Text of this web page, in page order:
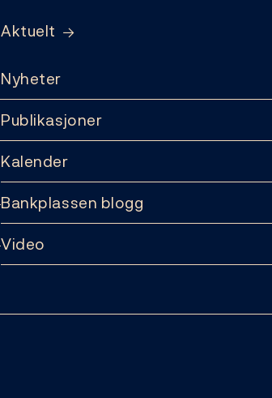
Aktuelt
Nyheter
Publikasjoner
Kalender
Bankplassen blogg
Video